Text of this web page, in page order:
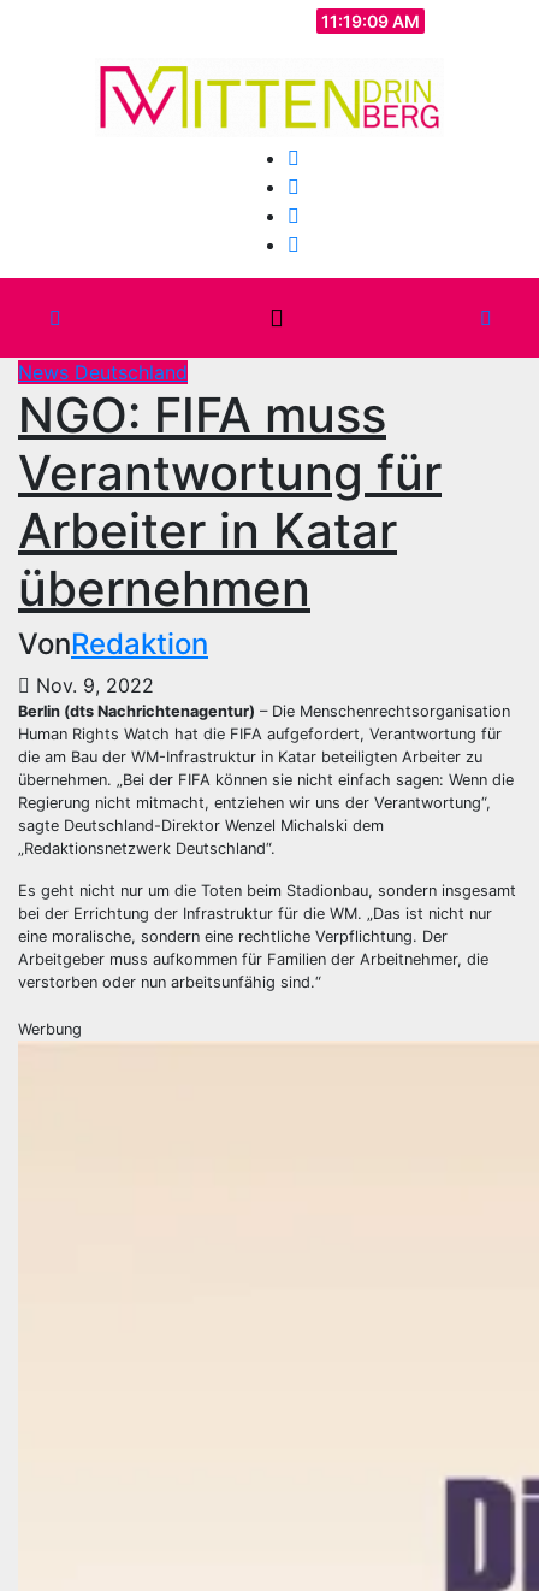
11:19:11 AM
News Deutschland
NGO: FIFA muss
Verantwortung für
Arbeiter in Katar
übernehmen
VonRedaktion
Nov. 9, 2022
Berlin (dts Nachrichtenagentur) – Die Menschenrechtsorganisation
Human Rights Watch hat die FIFA aufgefordert, Verantwortung für
die am Bau der WM-Infrastruktur in Katar beteiligten Arbeiter zu
übernehmen. „Bei der FIFA können sie nicht einfach sagen: Wenn die
Regierung nicht mitmacht, entziehen wir uns der Verantwortung“,
sagte Deutschland-Direktor Wenzel Michalski dem
„Redaktionsnetzwerk Deutschland“.
Es geht nicht nur um die Toten beim Stadionbau, sondern insgesamt
bei der Errichtung der Infrastruktur für die WM. „Das ist nicht nur
eine moralische, sondern eine rechtliche Verpflichtung. Der
Arbeitgeber muss aufkommen für Familien der Arbeitnehmer, die
verstorben oder nun arbeitsunfähig sind.“
Werbung